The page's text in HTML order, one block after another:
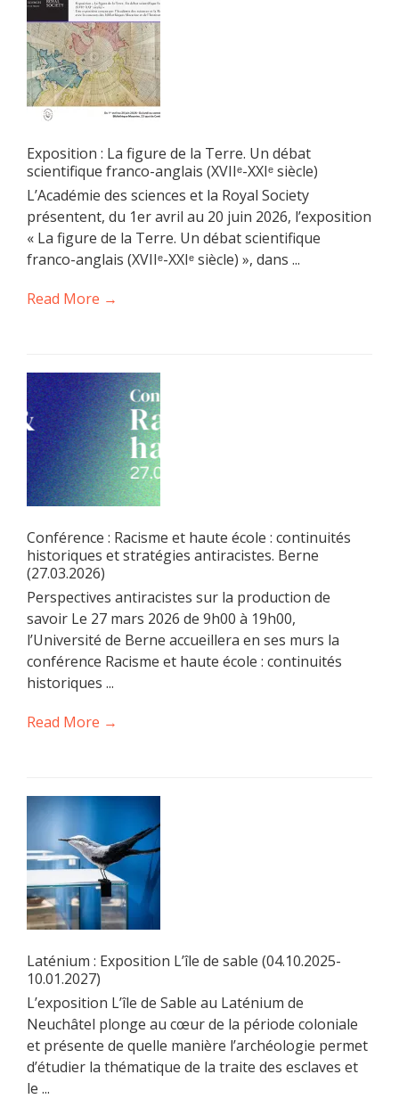
Exposition : La figure de la Terre. Un débat
scientifique franco-anglais (XVIIᵉ-XXIᵉ siècle)
L’Académie des sciences et la Royal Society
présentent, du 1er avril au 20 juin 2026, l’exposition
« La figure de la Terre. Un débat scientifique
franco-anglais (XVIIᵉ-XXIᵉ siècle) », dans ...
Read More →
Conférence : Racisme et haute école : continuités
historiques et stratégies antiracistes. Berne
(27.03.2026)
Perspectives antiracistes sur la production de
savoir Le 27 mars 2026 de 9h00 à 19h00,
l’Université de Berne accueillera en ses murs la
conférence Racisme et haute école : continuités
historiques ...
Read More →
Laténium : Exposition L’île de sable (04.10.2025-
10.01.2027)
L’exposition L’île de Sable au Laténium de
Neuchâtel plonge au cœur de la période coloniale
et présente de quelle manière l’archéologie permet
d’étudier la thématique de la traite des esclaves et
le ...